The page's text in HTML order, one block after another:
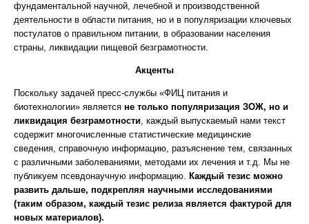
фундаментальной научной, лечебной и производственной
деятельности в области питания, но и в популяризации ключевых
постулатов о правильном питании, в образовании населения
страны, ликвидации пищевой безграмотности.
Акценты
Поскольку задачей пресс-службы «ФИЦ питания и
биотехнологии» является не только популяризация ЗОЖ, но и
ликвидация безграмотности, каждый выпускаемый нами текст
содержит многочисленные статистические медицинские
сведения, справочную информацию, разъяснение тем, связанных
с различными заболеваниями, методами их лечения и т.д. Мы не
публикуем псевдонаучную информацию. Каждый тезис можно
развить дальше, подкрепляя научными исследованиями
(таким образом, каждый тезис релиза является фактурой для
новых материалов).